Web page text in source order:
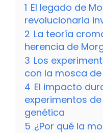
1 El legado de
revolucionaria
2 La teoría
herencia de
3 Los
con la mosca
4 El impacto
experimentos
genética
5 ¿Por qué la